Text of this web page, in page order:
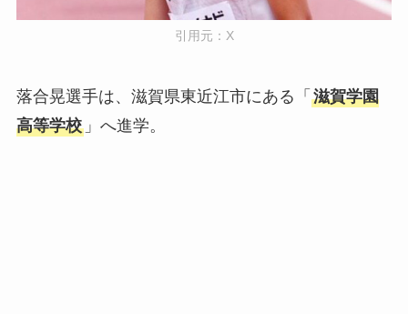
引用元：X
落合晃選手は、滋賀県東近江市にある「 滋賀学園
高等学校」へ進学。